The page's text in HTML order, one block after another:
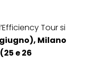
Tour si
Milano
e 26